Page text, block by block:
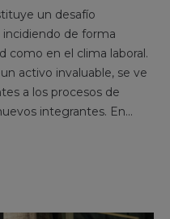
un desafío
incidiendo de forma
como en el clima laboral.
activo invaluable, se ve
a los procesos de
integrantes. En...